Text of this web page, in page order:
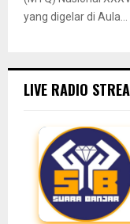
yang digelar di Aula...
LIVE RADIO